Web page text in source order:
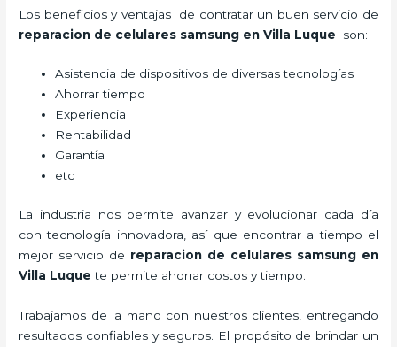
Los beneficios y ventajas de contratar un buen servicio de
reparacion de celulares samsung en Villa Luque
son:
Asistencia de dispositivos de diversas tecnologías
Ahorrar tiempo
Experiencia
Rentabilidad
Garantía
etc
La industria nos permite avanzar y evolucionar cada día
con tecnología innovadora, así que encontrar a tiempo el
mejor servicio de reparacion de celulares samsung en
Villa Luque te permite ahorrar costos y tiempo.
Trabajamos de la mano con nuestros clientes, entregando
resultados confiables y seguros. El propósito de brindar un